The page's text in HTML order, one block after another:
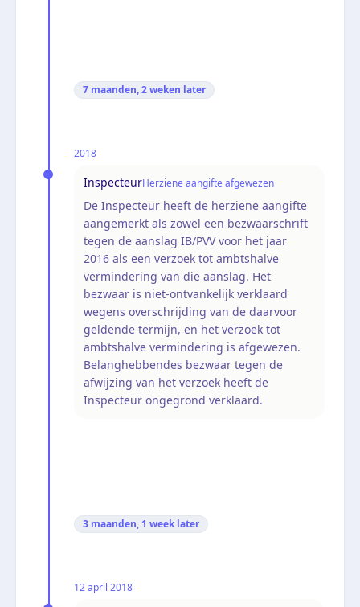
7 maanden, 2 weken later
2018
InspecteurHerziene aangifte afgewezen
De Inspecteur heeft de herziene aangifte
aangemerkt als zowel een bezwaarschrift
tegen de aanslag IB/PVV voor het jaar
2016 als een verzoek tot ambtshalve
vermindering van die aanslag. Het
bezwaar is niet-ontvankelijk verklaard
wegens overschrijding van de daarvoor
geldende termijn, en het verzoek tot
ambtshalve vermindering is afgewezen.
Belanghebbendes bezwaar tegen de
afwijzing van het verzoek heeft de
Inspecteur ongegrond verklaard.
3 maanden, 1 week later
12 april 2018